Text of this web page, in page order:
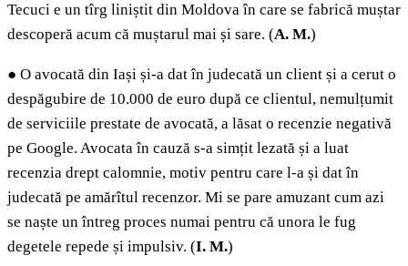
Tecuci e un tîrg liniștit din Moldova în care se fabrică muștar
descoperă acum că muștarul mai și sare. (A. M.)
● O avocată din Iași și-a dat în judecată un client și a cerut o
despăgubire de 10.000 de euro după ce clientul, nemulțumit
de serviciile prestate de avocată, a lăsat o recenzie negativă
pe Google. Avocata în cauză s-a simțit lezată și a luat
recenzia drept calomnie, motiv pentru care l-a și dat în
judecată pe amărîtul recenzor. Mi se pare amuzant cum azi
se naște un întreg proces numai pentru că unora le fug
degetele repede și impulsiv. (I. M.)